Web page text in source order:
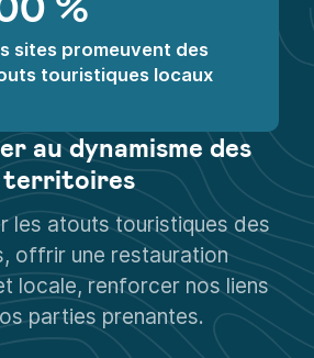
%
au dynamisme des
territoires
les atouts touristiques des
offrir une restauration
locale, renforcer nos liens